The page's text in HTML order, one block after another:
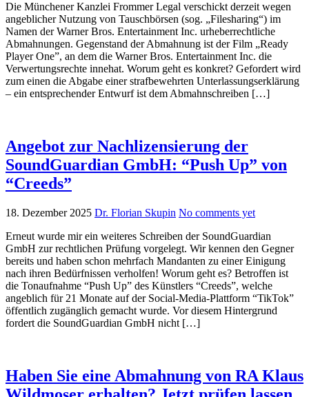
Die Münchener Kanzlei Frommer Legal verschickt derzeit wegen
angeblicher Nutzung von Tauschbörsen (sog. „Filesharing“) im
Namen der Warner Bros. Entertainment Inc. urheberrechtliche
Abmahnungen. Gegenstand der Abmahnung ist der Film „Ready
Player One”, an dem die Warner Bros. Entertainment Inc. die
Verwertungsrechte innehat. Worum geht es konkret? Gefordert wird
zum einen die Abgabe einer strafbewehrten Unterlassungserklärung
– ein entsprechender Entwurf ist dem Abmahnschreiben […]
Angebot zur Nachlizensierung der
SoundGuardian GmbH: “Push Up” von
“Creeds”
18. Dezember 2025 Dr. Florian Skupin No comments yet
Erneut wurde mir ein weiteres Schreiben der SoundGuardian
GmbH zur rechtlichen Prüfung vorgelegt. Wir kennen den Gegner
bereits und haben schon mehrfach Mandanten zu einer Einigung
nach ihren Bedürfnissen verholfen! Worum geht es? Betroffen ist
die Tonaufnahme “Push Up” des Künstlers “Creeds”, welche
angeblich für 21 Monate auf der Social-Media-Plattform “TikTok”
öffentlich zugänglich gemacht wurde. Vor diesem Hintergrund
fordert die SoundGuardian GmbH nicht […]
Haben Sie eine Abmahnung von RA Klaus